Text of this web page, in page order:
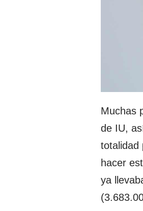
Muchas
de IU,
totalidad
hacer
ya